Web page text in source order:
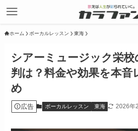
ホーム ボーカルレッスン 東海
シアーミュージック栄
判は？料金や効果を本音
め
広告 ボーカルレッスン 東海 2026年